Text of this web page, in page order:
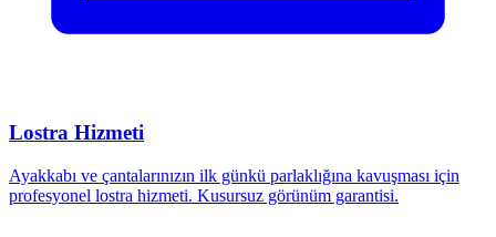
Lostra Hizmeti
Ayakkabı ve çantalarınızın ilk günkü parlaklığına kavuşması için
profesyonel lostra hizmeti. Kusursuz görünüm garantisi.